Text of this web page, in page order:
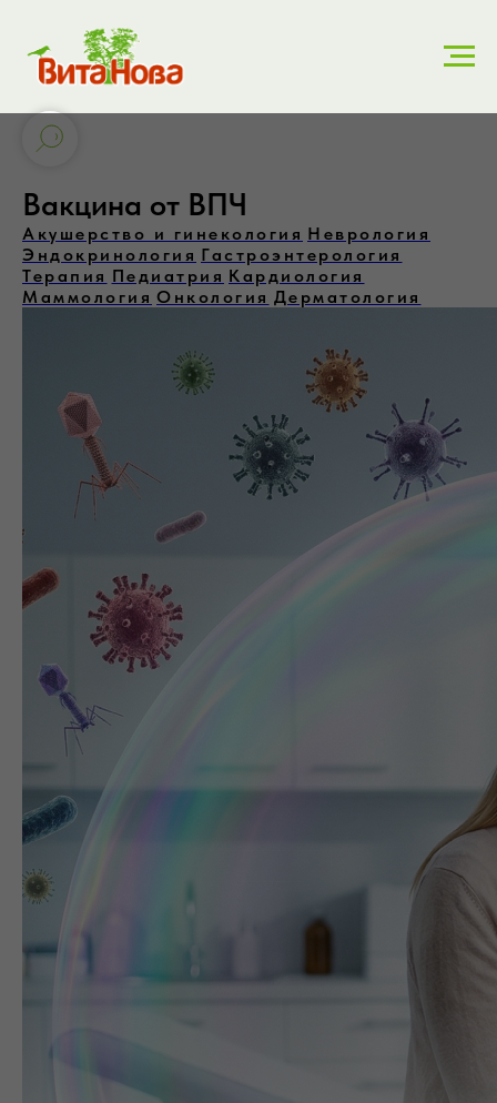
Вакцина от ВПЧ
Акушерство и гинекология Неврология
Эндокринология Гастроэнтерология
Терапия Педиатрия Кардиология
Маммология Онкология Дерматология